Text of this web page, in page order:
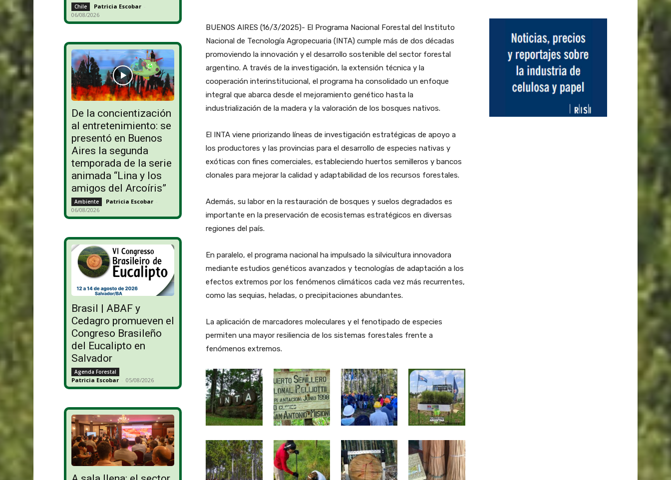
Chile Patricia Escobar -
06/08/2026
De la concientización
al entretenimiento: se
presentó en Buenos
Aires la segunda
temporada de la serie
animada “Lina y los
amigos del Arcoíris”
Ambiente Patricia Escobar -
06/08/2026
Brasil | ABAF y
Cedagro promueven el
Congreso Brasileño
del Eucalipto en
Salvador
Agenda Forestal
Patricia Escobar - 05/08/2026
BUENOS AIRES (16/3/2025)- El Programa Nacional Forestal del Instituto
Nacional de Tecnología Agropecuaria (INTA) cumple más de dos décadas
promoviendo la innovación y el desarrollo sostenible del sector forestal
argentino. A través de la investigación, la extensión técnica y la
cooperación interinstitucional, el programa ha consolidado un enfoque
integral que abarca desde el mejoramiento genético hasta la
industrialización de la madera y la valoración de los bosques nativos.
El INTA viene priorizando líneas de investigación estratégicas de apoyo a
los productores y las provincias para el desarrollo de especies nativas y
exóticas con fines comerciales, estableciendo huertos semilleros y bancos
clonales para mejorar la calidad y adaptabilidad de los recursos forestales.
Además, su labor en la restauración de bosques y suelos degradados es
importante en la preservación de ecosistemas estratégicos en diversas
regiones del país.
En paralelo, el programa nacional ha impulsado la silvicultura innovadora
mediante estudios genéticos avanzados y tecnologías de adaptación a los
efectos extremos por los fenómenos climáticos cada vez más recurrentes,
como las sequias, heladas, o precipitaciones abundantes.
La aplicación de marcadores moleculares y el fenotipado de especies
permiten una mayor resiliencia de los sistemas forestales frente a
fenómenos extremos.